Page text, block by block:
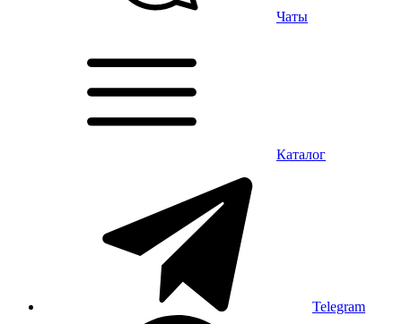
Чаты
Каталог
Telegram